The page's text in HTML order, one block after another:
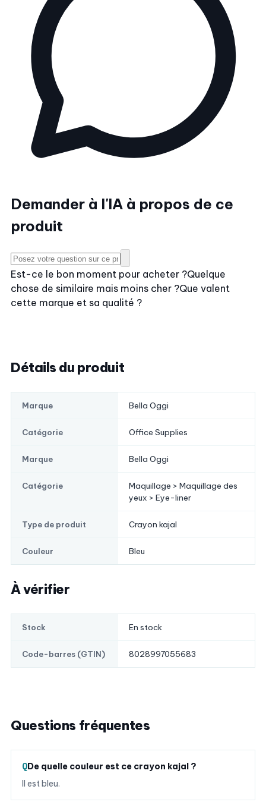
Demander à l'IA à propos de ce
produit
Est-ce le bon moment pour acheter ?Quelque
chose de similaire mais moins cher ?Que valent
cette marque et sa qualité ?
Détails du produit
Marque Bella Oggi
Catégorie Office Supplies
Marque Bella Oggi
Catégorie
Maquillage > Maquillage des
yeux > Eye-liner
Type de produit Crayon kajal
Couleur Bleu
À vérifier
Stock En stock
Code-barres (GTIN) 8028997055683
Questions fréquentes
De quelle couleur est ce crayon kajal ?
Il est bleu.